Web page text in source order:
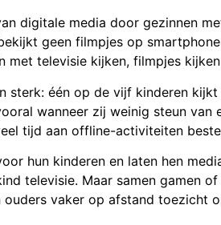
digitale media door gezinnen
geen filmpjes op
televisie kijken, filmpjes
sterk: één op de vijf kinderen
wanneer zij weinig steun van
tijd aan offline-activiteiten
hun kinderen en laten hen
televisie. Maar samen gamen
vaker op afstand toezicht